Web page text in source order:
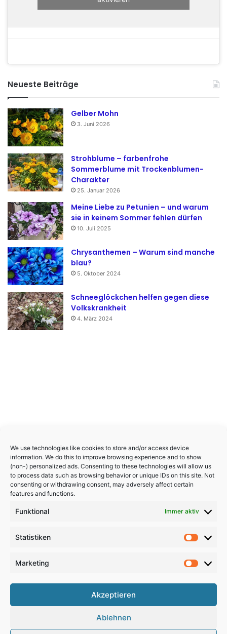
We use technologies like cookies to store and/or access device
information. We do this to improve browsing experience and to show
(non-) personalized ads. Consenting to these technologies will allow us
to process data such as browsing behavior or unique IDs on this site. Not
consenting or withdrawing consent, may adversely affect certain
features and functions.
Funktional Immer aktiv
Statistiken
Marketing
Akzeptieren
Ablehnen
Neueste Beiträge
Gelber Mohn
3. Juni 2026
Strohblume – farbenfrohe
Sommerblume mit Trockenblumen-
Charakter
25. Januar 2026
Meine Liebe zu Petunien – und warum
sie in keinem Sommer fehlen dürfen
10. Juli 2025
Chrysanthemen – Warum sind manche
blau?
5. Oktober 2024
Schneeglöckchen helfen gegen diese
Volkskrankheit
4. März 2024